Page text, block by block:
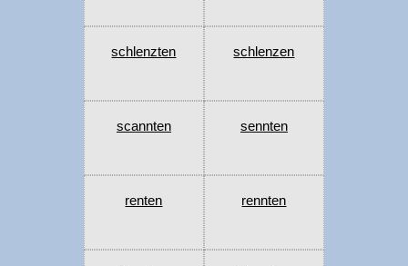
schlenzten schlenzen
scannten sennten
renten rennten